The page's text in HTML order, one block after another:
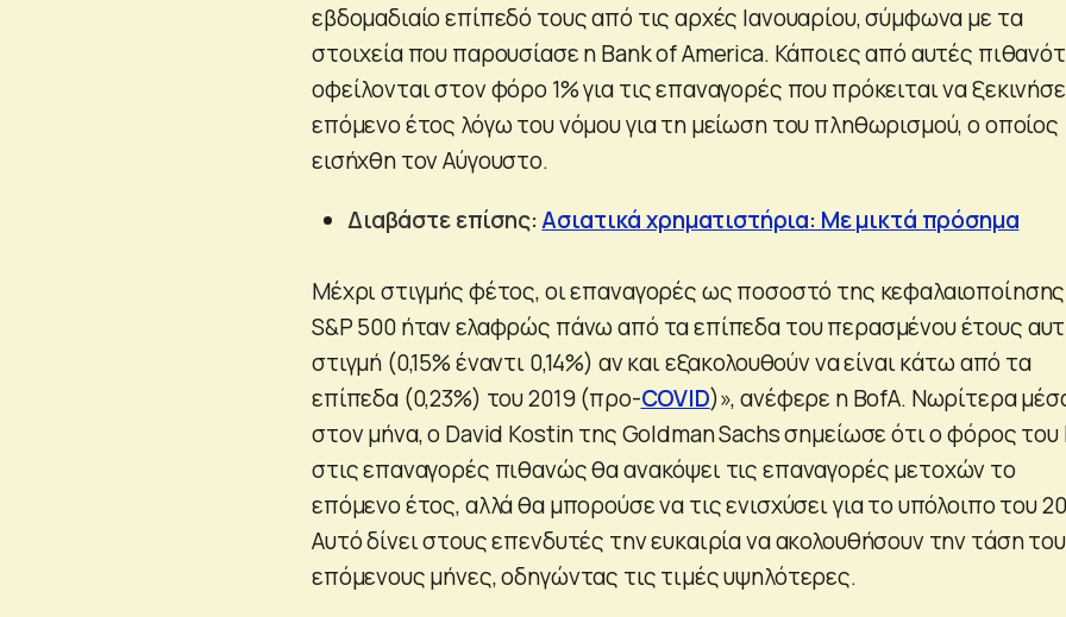
εβδομαδιαίο επίπεδό τους από τις αρχές Ιανουαρίου, σύμφωνα με τα
στοιχεία που παρουσίασε η Bank of America. Κάποιες από αυτές
οφείλονται στον φόρο 1% για τις επαναγορές που πρόκειται να
επόμενο έτος λόγω του νόμου για τη μείωση του πληθωρισμού, ο οποίος
εισήχθη τον Αύγουστο.
Διαβάστε επίσης:Ασιατικά χρηματιστήρια: Με μικτά πρόσημα
Μέχρι στιγμής φέτος, οι επαναγορές ως ποσοστό της
S&P 500 ήταν ελαφρώς πάνω από τα επίπεδα του περασμένου έτους
στιγμή (0,15% έναντι 0,14%) αν και εξακολουθούν να είναι κάτω από τα
επίπεδα (0,23%) του 2019 (προ-COVID)», ανέφερε η BofA. Νωρίτερα
στον μήνα, ο David Kostin της Goldman Sachs σημείωσε ότι ο φόρος του
στις επαναγορές πιθανώς θα ανακόψει τις επαναγορές μετοχών το
επόμενο έτος, αλλά θα μπορούσε να τις ενισχύσει για το υπόλοιπο του
Αυτό δίνει στους επενδυτές την ευκαιρία να ακολουθήσουν την τάση
επόμενους μήνες, οδηγώντας τις τιμές υψηλότερες.